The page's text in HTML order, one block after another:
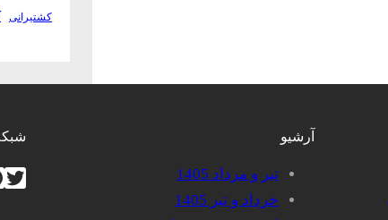
کشتیرانی
آرشیو
تیر و مرداد 1405
خرداد و تیر 1405
توییتر